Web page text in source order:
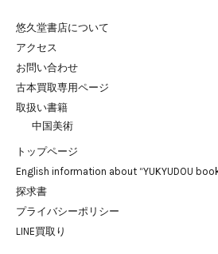
悠久堂書店について
アクセス
お問い合わせ
古本買取専用ページ
取扱い書籍
中国美術
トップページ
English information about “YUKYUDOU
探求書
プライバシーポリシー
LINE買取り